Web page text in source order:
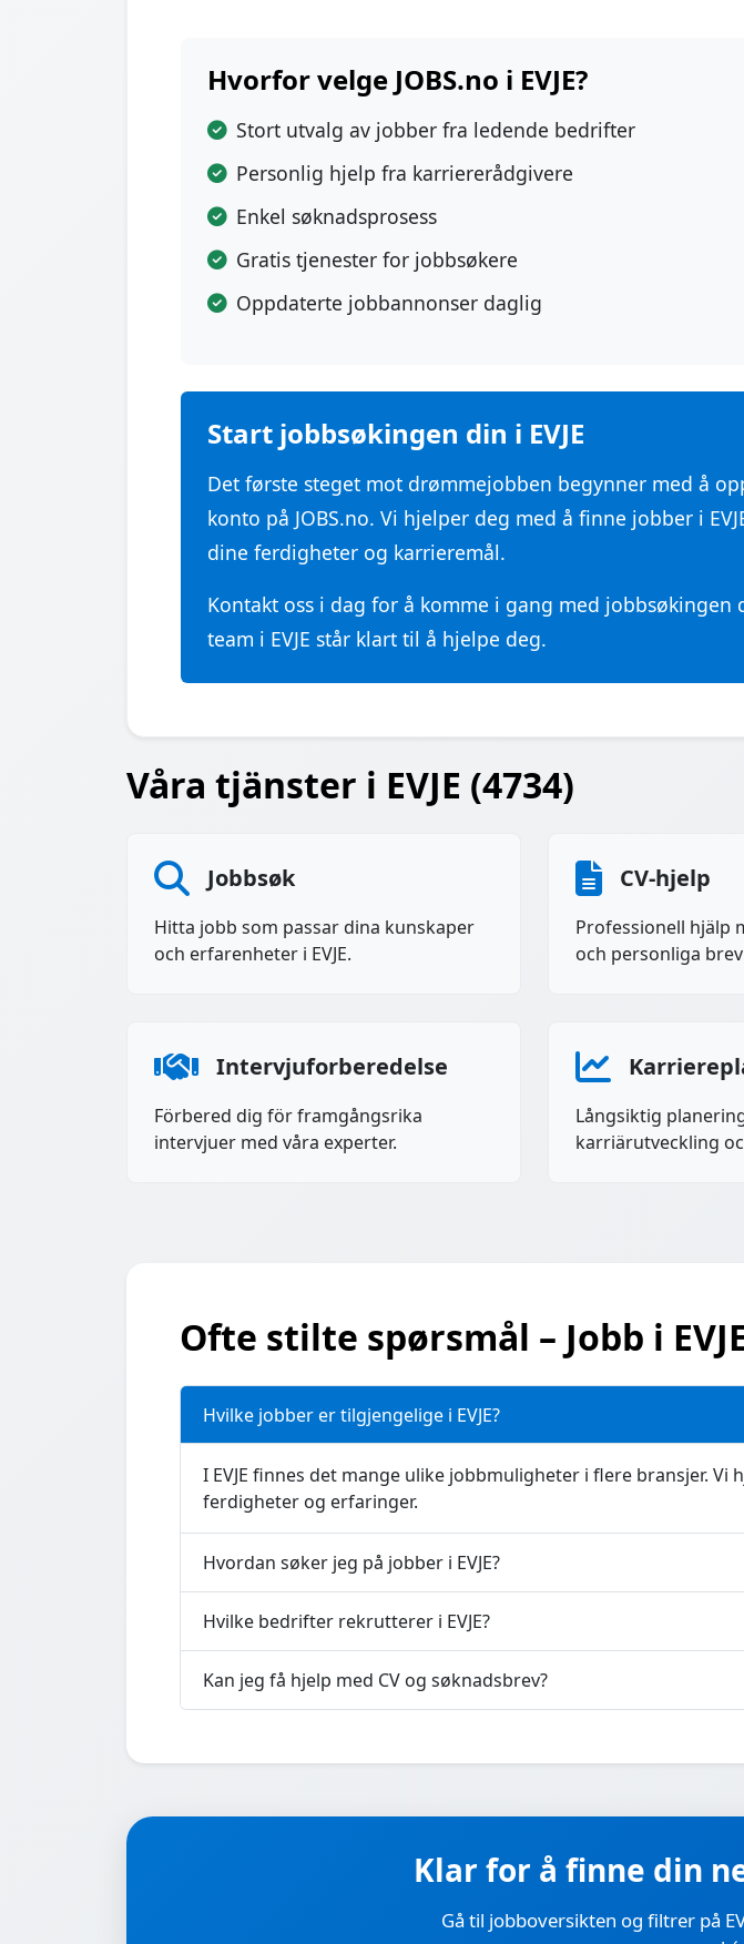
Hvorfor velge JOBS.no i EVJE?
Stort utvalg av jobber fra ledende bedrifter
Personlig hjelp fra karriererådgivere
Enkel søknadsprosess
Gratis tjenester for jobbsøkere
Oppdaterte jobbannonser daglig
Start jobbsøkingen din i EVJE
Det første steget mot drømmejobben begynner med å
konto på JOBS.no. Vi hjelper deg med å finne jobber i
dine ferdigheter og karrieremål.
Kontakt oss i dag for å komme i gang med jobbsøkingen
team i EVJE står klart til å hjelpe deg.
Våra tjänster i EVJE (4734)
Jobbsøk
Hitta jobb som passar dina kunskaper
och erfarenheter i EVJE.
CV-hjelp
Professionell hjälp
och personliga
Intervjuforberedelse
Förbered dig för framgångsrika
intervjuer med våra experter.
Långsiktig
karriärutveckling
Ofte stilte spørsmål – Jobb i
Hvilke jobber er tilgjengelige i EVJE?
I EVJE finnes det mange ulike jobbmuligheter i flere bransjer.
ferdigheter og erfaringer.
Hvordan søker jeg på jobber i EVJE?
Hvilke bedrifter rekrutterer i EVJE?
Kan jeg få hjelp med CV og søknadsbrev?
Klar for å finne din
Gå til jobboversikten og filtrer på